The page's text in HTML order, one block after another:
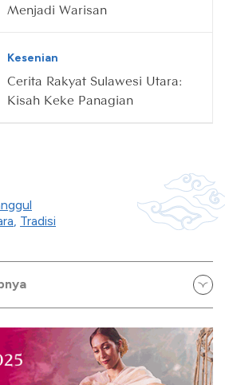
Menjadi Warisan
Kesenian
Cerita Rakyat Sulawesi Utara:
Kisah Keke Panagian
, Tradisi